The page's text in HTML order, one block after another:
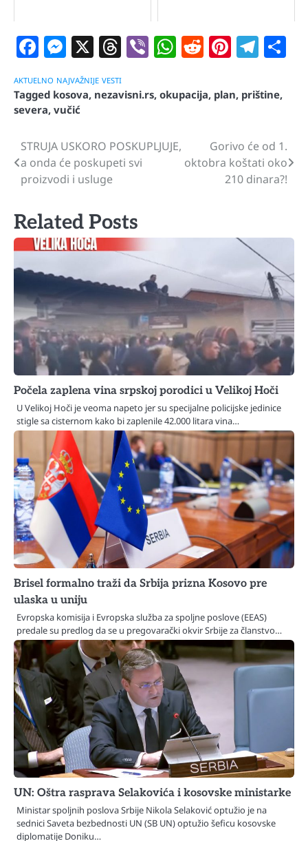
Facebook
Messenger
X Threads
ViberWhatsApp
Reddit
AKTUELNO NAJVAŽNIJE VESTI
Tagged kosova, nezavisni.rs, okupacija, plan, prištine,
severa, vučić
Navigacija
članaka
STRUJA USKORO POSKUPLJUJE,
a onda će poskupeti svi
proizvodi i usluge
Gorivo će od 1.
oktobra koštati oko
210 dinara?!
Related Posts
Počela zaplena vina srpskoj porodici u Velikoj Hoči
U Velikoj Hoči je veoma napeto jer su specijalne policijske jedinice
stigle sa cisternom kako bi zaplenile 42.000 litara vina…
Brisel formalno traži da Srbija prizna Kosovo pre
ulaska u uniju
Evropska komisija i Evropska služba za spoljne poslove (EEAS)
predale su predlog da se u pregovarački okvir Srbije za članstvo…
UN: Oštra rasprava Selakovića i kosovske ministarke
Ministar spoljnih poslova Srbije Nikola Selaković optužio je na
sednici Saveta bezbednosti UN (SB UN) optužio šeficu kosovske
diplomatije Doniku…